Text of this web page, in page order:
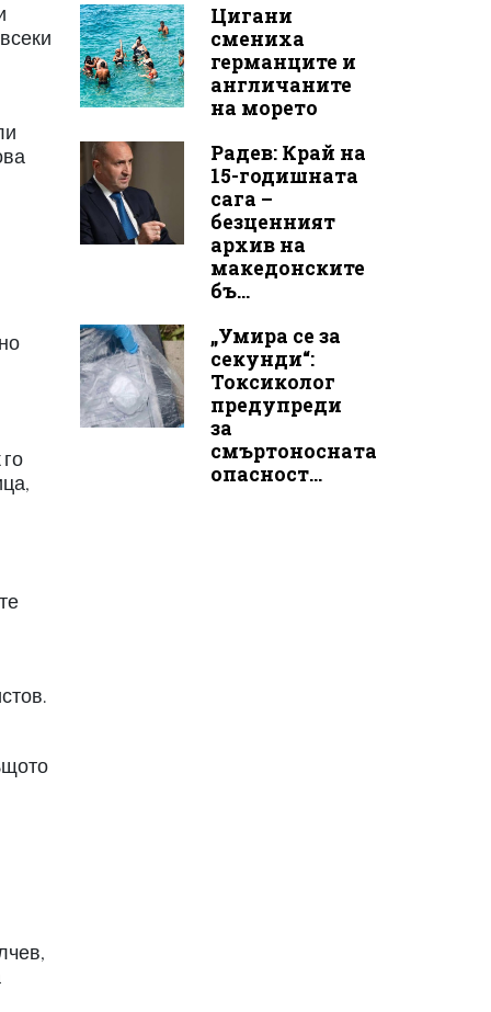
Цигани
смениха
германците и
англичаните
на морето
Радев: Край на
15-годишната
сага –
безценният
архив на
македонските
бъ...
„Умира се за
секунди“:
Токсиколог
предупреди
за
смъртоносната
опасност...